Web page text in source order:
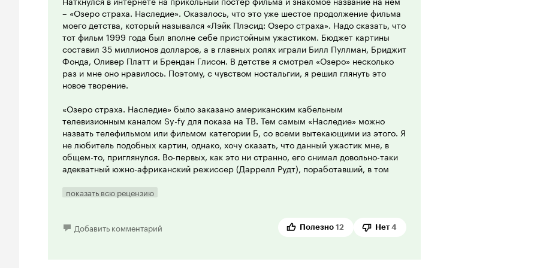
использовали этот же трюк.
К просмотру рекомендую любителям подобной тематики (Анаконда, Аллигатор,
Питон, Челюсти, Пауки), поклонникам серии фильмов Лэк Плэсид. Но хочу
предупредить что при интересном развитии действий всё же много минусов.
Поэтому многие этот фильм сочтут плохим. Это будет их мнением, мне же фильм в
общем то понравился.
6 из 10
– «Озеро страха. Наследие». Оказалось, что это уже шестое продолжение фильма
моего детства, который назывался «Лэйк Плэсид: Озеро страха». Надо сказать, что
тот фильм 1999 года был вполне себе пристойным ужастиком. Бюджет картины
составил 35 миллионов долларов, а в главных ролях играли Билл Пуллман, Бриджит
Фонда, Оливер Платт и Брендан Глисон. В детстве я смотрел «Озеро» несколько
раз и мне оно нравилось. Поэтому, с чувством ностальгии, я решил глянуть это
новое творение.
«Озеро страха. Наследие» было заказано американским кабельным
телевизионным каналом Sy-fy для показа на ТВ. Тем самым «Наследие» можно
назвать телефильмом или фильмом категории Б, со всеми вытекающими из этого. Я
не любитель подобных картин, однако, хочу сказать, что данный ужастик мне, в
общем-то, приглянулся. Во-первых, как это ни странно, его снимал довольно-таки
адекватный южно-африканский режиссер (Даррелл Рудт), поработавший, в том
премию Оскар, в категории Лучший иностранный фильм. Во-вторых – актеры. Они
они более-менее справляются со своими ролями и хотя бы понимают, как нужно
показать всю рецензию
Добавить комментарий Полезно 12 Нет 4